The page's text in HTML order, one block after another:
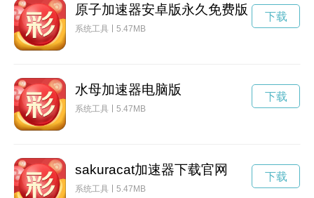
原子加速器安卓版永久免费版
系统工具 5.47MB
下载
水母加速器电脑版
系统工具 5.47MB
下载
sakuracat加速器下载官网
系统工具 5.47MB
下载